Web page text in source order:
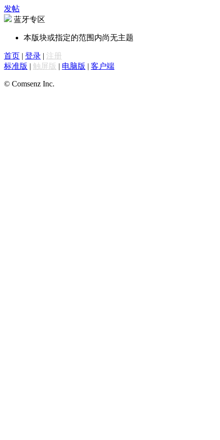
发帖
蓝牙专区
本版块或指定的范围内尚无主题
首页 | 登录 | 注册
标准版 | 触屏版 | 电脑版 | 客户端
© Comsenz Inc.